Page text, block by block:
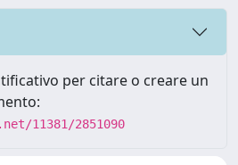
per citare o creare un
11381/2851090